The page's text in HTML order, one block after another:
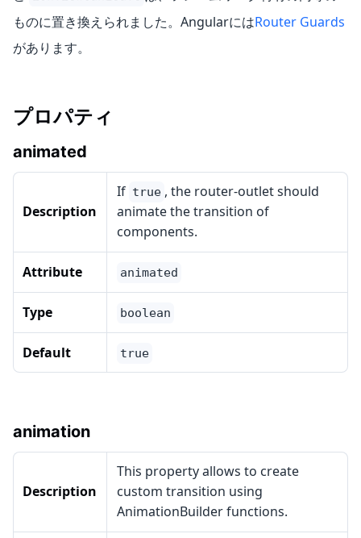
ものに置き換えられました。AngularにはRouter Guards
があります。
プロパティ
animated
Description
If true , the router-outlet should
animate the transition of
components.
Attribute animated
Type boolean
Default true
animation
Description
This property allows to create
custom transition using
AnimationBuilder functions.